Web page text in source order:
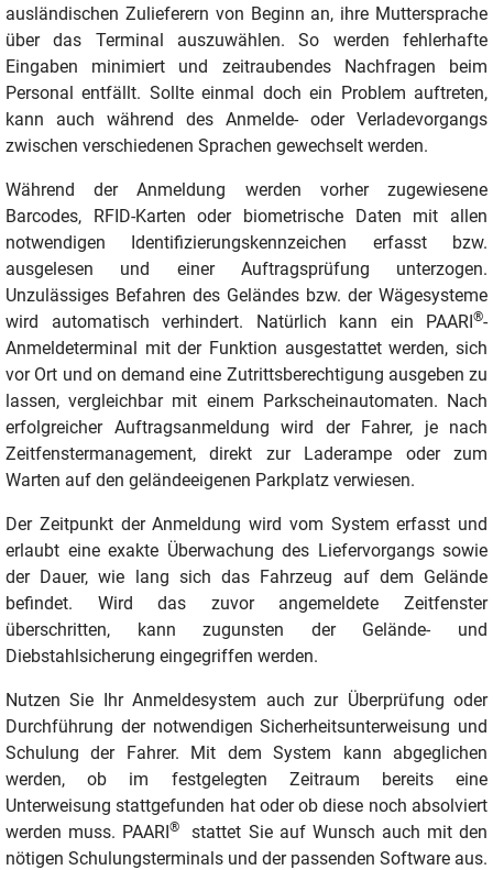
ausländischen Zulieferern von Beginn an, ihre Muttersprache
über das Terminal auszuwählen. So werden fehlerhafte
Eingaben minimiert und zeitraubendes Nachfragen beim
Personal entfällt. Sollte einmal doch ein Problem auftreten,
kann auch während des Anmelde- oder Verladevorgangs
zwischen verschiedenen Sprachen gewechselt werden.
Während der Anmeldung werden vorher zugewiesene
Barcodes, RFID-Karten oder biometrische Daten mit allen
notwendigen Identifizierungskennzeichen erfasst bzw.
ausgelesen und einer Auftragsprüfung unterzogen.
Unzulässiges Befahren des Geländes bzw. der Wägesysteme
wird automatisch verhindert. Natürlich kann ein PAARI ®-
Anmeldeterminal mit der Funktion ausgestattet werden, sich
vor Ort und on demand eine Zutrittsberechtigung ausgeben zu
lassen, vergleichbar mit einem Parkscheinautomaten. Nach
erfolgreicher Auftragsanmeldung wird der Fahrer, je nach
Zeitfenstermanagement, direkt zur Laderampe oder zum
Warten auf den geländeeigenen Parkplatz verwiesen.
Der Zeitpunkt der Anmeldung wird vom System erfasst und
erlaubt eine exakte Überwachung des Liefervorgangs sowie
der Dauer, wie lang sich das Fahrzeug auf dem Gelände
befindet. Wird das zuvor angemeldete Zeitfenster
überschritten, kann zugunsten der Gelände- und
Diebstahlsicherung eingegriffen werden.
Nutzen Sie Ihr Anmeldesystem auch zur Überprüfung oder
Durchführung der notwendigen Sicherheitsunterweisung und
Schulung der Fahrer. Mit dem System kann abgeglichen
werden, ob im festgelegten Zeitraum bereits eine
Unterweisung stattgefunden hat oder ob diese noch absolviert
werden muss. PAARI®
stattet Sie auf Wunsch auch mit den
nötigen Schulungsterminals und der passenden Software aus.